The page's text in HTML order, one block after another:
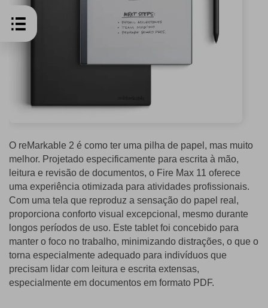
O reMarkable 2 é como ter uma pilha de papel, mas muito
melhor. Projetado especificamente para escrita à mão,
leitura e revisão de documentos, o Fire Max 11 oferece
uma experiência otimizada para atividades profissionais.
Com uma tela que reproduz a sensação do papel real,
proporciona conforto visual excepcional, mesmo durante
longos períodos de uso. Este tablet foi concebido para
manter o foco no trabalho, minimizando distrações, o que o
torna especialmente adequado para indivíduos que
precisam lidar com leitura e escrita extensas,
especialmente em documentos em formato PDF.